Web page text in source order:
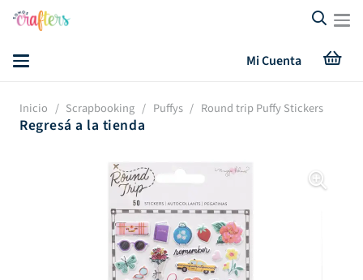
Mi Cuenta
Inicio / Scrapbooking / Puffys / Round trip Puffy Stickers
Regresá a la tienda